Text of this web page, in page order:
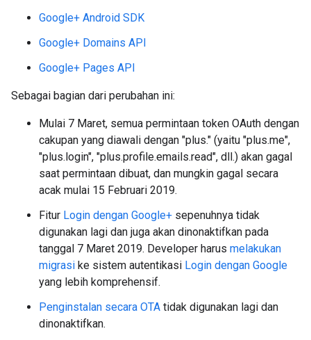
Google+ Android SDK
Google+ Domains API
Google+ Pages API
Sebagai bagian dari perubahan ini:
Mulai 7 Maret, semua permintaan token OAuth dengan
cakupan yang diawali dengan "plus." (yaitu "plus.me",
"plus.login", "plus.profile.emails.read", dll.) akan gagal
saat permintaan dibuat, dan mungkin gagal secara
acak mulai 15 Februari 2019.
Fitur Login dengan Google+ sepenuhnya tidak
digunakan lagi dan juga akan dinonaktifkan pada
tanggal 7 Maret 2019. Developer harus melakukan
migrasi ke sistem autentikasi Login dengan Google
yang lebih komprehensif.
Penginstalan secara OTA tidak digunakan lagi dan
dinonaktifkan.